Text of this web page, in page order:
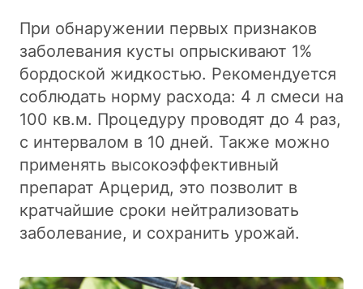
При обнаружении первых признаков
заболевания кусты опрыскивают 1%
бордоской жидкостью. Рекомендуется
соблюдать норму расхода: 4 л смеси на
100 кв.м. Процедуру проводят до 4 раз,
с интервалом в 10 дней. Также можно
применять высокоэффективный
препарат Арцерид, это позволит в
кратчайшие сроки нейтрализовать
заболевание, и сохранить урожай.